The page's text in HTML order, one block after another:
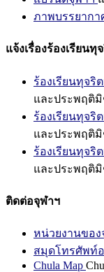
ภาพบรรยากา
แจ้งเรื่องร้องเรียนทุ
ร้องเรียนทุจริ
และประพฤติ
ร้องเรียนทุจริ
และประพฤติ
ร้องเรียนทุจริ
และประพฤติ
ติดต่อจุฬาฯ
หน่วยงานของ
สมุดโทรศัพท์
Chula Map